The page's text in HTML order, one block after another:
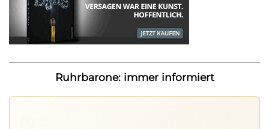
Ruhrbarone: immer informiert